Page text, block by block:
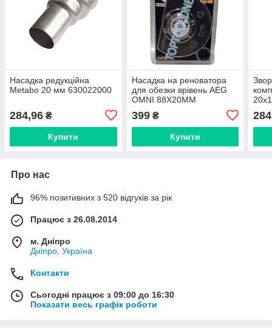
Насадка редукційна
Metabo 20 мм 630022000
284,96 ₴
Купити
Насадка на реноватора
для обезки врівень AEG
OMNI 88Х20ММ
399₴
Купити
Про нас
96% позитивних з 520 відгуків за рік
Працює з 26.08.2014
м. Дніпро
Дніпро, Україна
Контакти
Сьогодні працює з 09:00 до 16:30
Показати весь графік роботи